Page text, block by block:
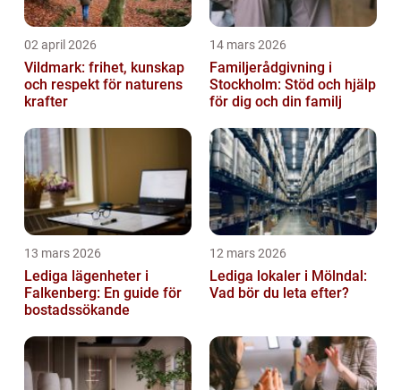
02 april 2026
Vildmark: frihet, kunskap
och respekt för naturens
krafter
14 mars 2026
Familjerådgivning i
Stockholm: Stöd och hjälp
för dig och din familj
13 mars 2026
Lediga lägenheter i
Falkenberg: En guide för
bostadssökande
12 mars 2026
Lediga lokaler i Mölndal:
Vad bör du leta efter?